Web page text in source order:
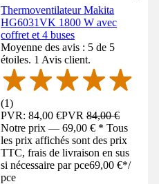
Thermoventilateur Makita
HG6031VK 1800 W avec
coffret et 4 buses
Moyenne des avis : 5 de 5
étoiles. 1 Avis client.
(1)
PVR: 84,00 €PVR84,00 €
Notre prix — 69,00 € * Tous
les prix affichés sont des prix
TTC, frais de livraison en sus
si nécessaire par pce69,00 €*/
pce